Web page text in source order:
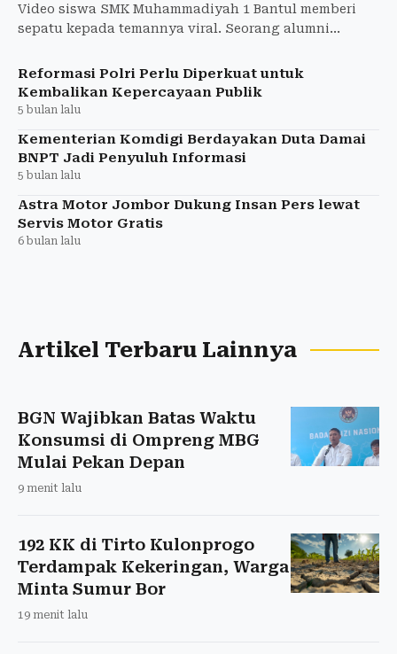
Video siswa SMK Muhammadiyah 1 Bantul memberi
sepatu kepada temannya viral. Seorang alumni
belajar Alif.
Reformasi Polri Perlu Diperkuat untuk
Kembalikan Kepercayaan Publik
5 bulan lalu
Kementerian Komdigi Berdayakan Duta Damai
BNPT Jadi Penyuluh Informasi
5 bulan lalu
Astra Motor Jombor Dukung Insan Pers lewat
Servis Motor Gratis
6 bulan lalu
Artikel Terbaru Lainnya
BGN Wajibkan Batas Waktu
Konsumsi di Ompreng MBG
Mulai Pekan Depan
9 menit lalu
192 KK di Tirto Kulonprogo
Terdampak Kekeringan, Warga
Minta Sumur Bor
19 menit lalu